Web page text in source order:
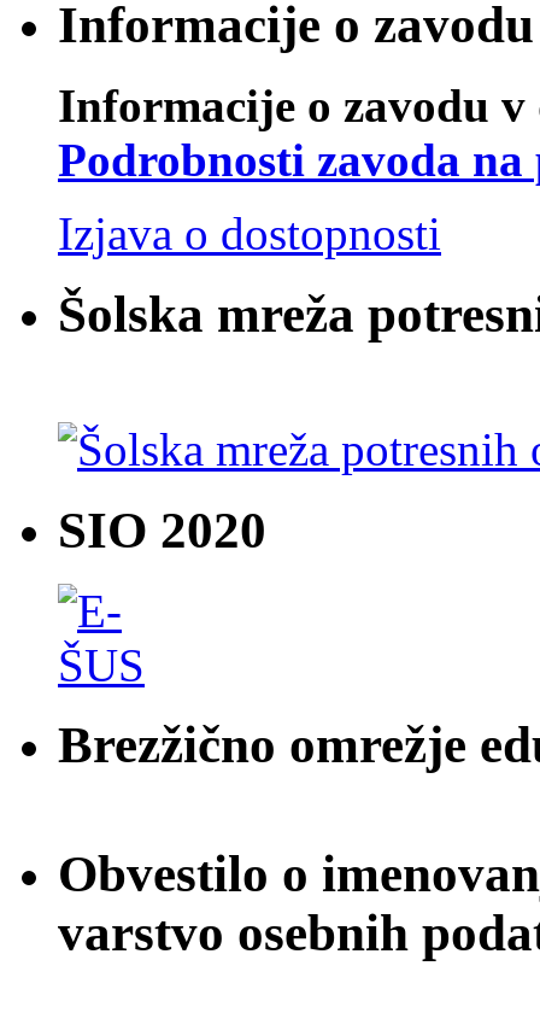
Informacije o
Informacije o zavodu
Podrobnosti zavoda
Izjava o dostopnosti
Šolska mreža
SIO 2020
Brezžično omrežje
Obvestilo o
varstvo osebnih